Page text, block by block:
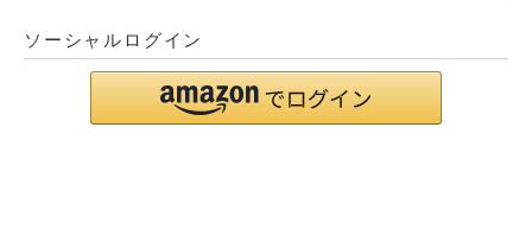
ソーシャルログイン